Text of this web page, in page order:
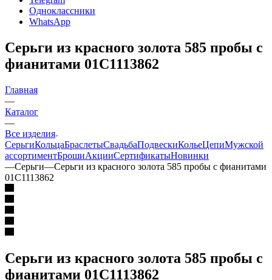
Одноклассники
WhatsApp
Серьги из красного золота 585 пробы с
фианитами 01С1113862
Главная
—
Каталог
—
Все изделия
СерьгиКольцаБраслетыСвадьбаПодвескиКольеЦепиМужской
ассортиментБрошиАкцииСертификатыНовинки
—Серьги—Серьги из красного золота 585 пробы с фианитами
01С1113862
Серьги из красного золота 585 пробы с
фианитами 01С1113862